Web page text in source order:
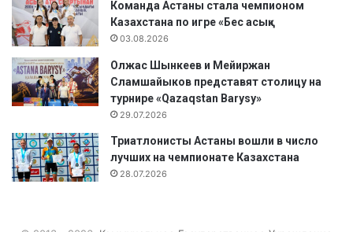
Команда Астаны стала чемпионом
Казахстана по игре «Бес асық»
03.08.2026
Олжас Шынкеев и Мейиржан
Сламшайыков представят столицу на
турнире «Qazaqstan Barysy»
29.07.2026
Триатлонисты Астаны вошли в число
лучших на чемпионате Казахстана
28.07.2026